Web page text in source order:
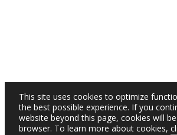
This site uses cookies to optimize
the best possible experience. If you
website beyond this page, cookies will
browser. To learn more about cookies,